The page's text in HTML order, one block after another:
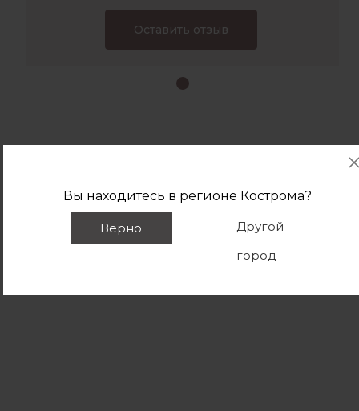
Оставить отзыв
Вы находитесь в регионе Кострома?
Верно
Другой
город